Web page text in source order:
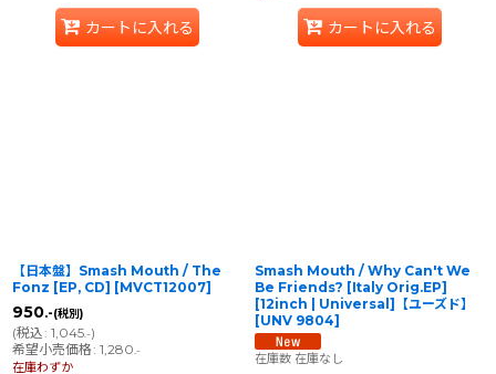
カートに入れる カートに入れる
【日本盤】Smash Mouth ‎/ The
Fonz [EP, CD] [MVCT12007]
950.-(税別)
(税込: 1,045.-)
希望小売価格: 1,280 .-
在庫わずか
Smash Mouth ‎/ Why Can't We
Be Friends? [Italy Orig.EP]
[12inch | Universal]【ユーズド】
[UNV 9804]
在庫数 在庫なし